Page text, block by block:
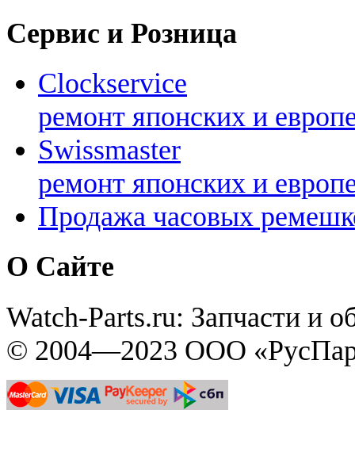
Сервис и Розница
Clockservice
ремонт японских и
Swissmaster
ремонт японских и
Продажа часовых
О Сайте
Watch-Parts.ru: Запчасти и
© 2004—2023 ООО